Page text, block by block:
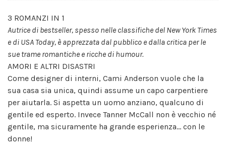
3 ROMANZI IN 1
Autrice di bestseller, spesso nelle classifiche del New York Times
e di USA Today, è apprezzata dal pubblico e dalla critica per le
sue trame romantiche e ricche di humour.
AMORI E ALTRI DISASTRI
Come designer di interni, Cami Anderson vuole che la
sua casa sia unica, quindi assume un capo carpentiere
per aiutarla. Si aspetta un uomo anziano, qualcuno di
gentile ed esperto. Invece Tanner McCall non è vecchio né
gentile, ma sicuramente ha grande esperienza... con le
donne!